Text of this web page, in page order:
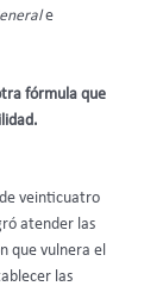
e
fórmula que
veinticuatro
atender las
que vulnera el
las